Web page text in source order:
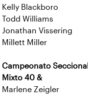
Kelly Blackboro
Todd Williams
Jonathan Vissering
Millett Miller
Campeonato
Mixto 40 &
Marlene Zeigler